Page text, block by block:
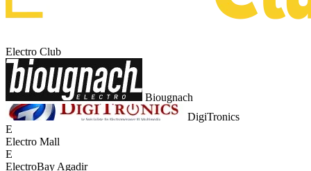
Electro Club
Biougnach
DigiTronics
E
Electro Mall
E
ElectroBay Agadir